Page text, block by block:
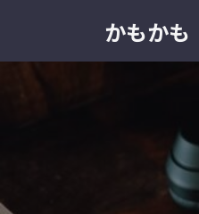
プ
動
かもかも